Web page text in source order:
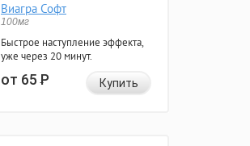
Виагра Софт
100мг
Быстрое наступление эффекта,
уже через 20 минут.
от 65Р Купить